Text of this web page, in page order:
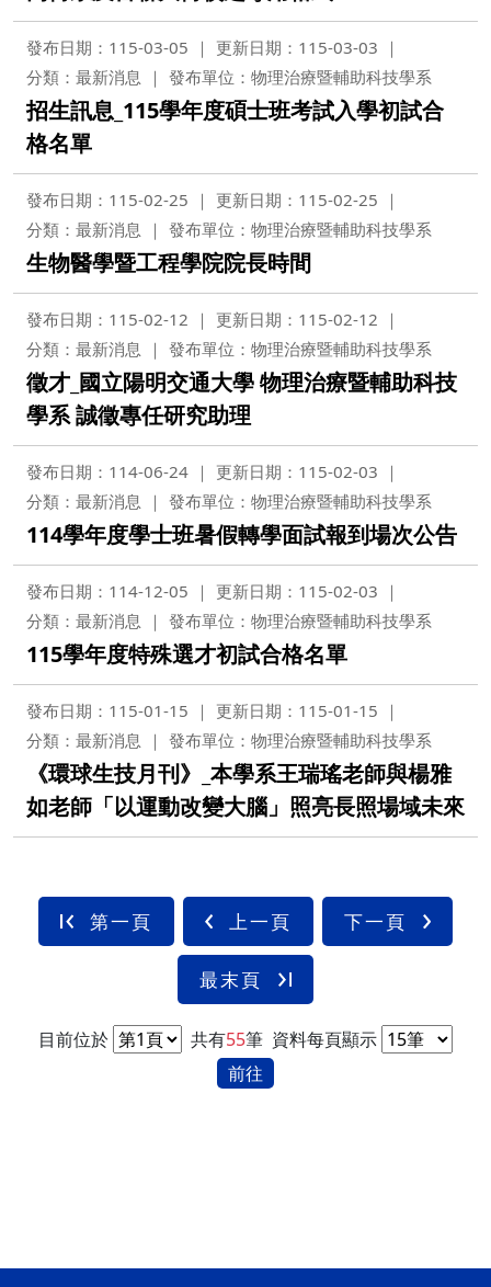
發布日期：115-03-05
更新日期：115-03-03
分類：最新消息
發布單位：物理治療暨輔助科技學系
招生訊息_115學年度碩士班考試入學初試合
格名單
發布日期：115-02-25
更新日期：115-02-25
分類：最新消息
發布單位：物理治療暨輔助科技學系
生物醫學暨工程學院院長時間
發布日期：115-02-12
更新日期：115-02-12
分類：最新消息
發布單位：物理治療暨輔助科技學系
徵才_國立陽明交通大學 物理治療暨輔助科技
學系 誠徵專任研究助理
發布日期：114-06-24
更新日期：115-02-03
分類：最新消息
發布單位：物理治療暨輔助科技學系
114學年度學士班暑假轉學面試報到場次公告
發布日期：114-12-05
更新日期：115-02-03
分類：最新消息
發布單位：物理治療暨輔助科技學系
115學年度特殊選才初試合格名單
發布日期：115-01-15
更新日期：115-01-15
分類：最新消息
發布單位：物理治療暨輔助科技學系
《環球生技月刊》_本學系王瑞瑤老師與楊雅
如老師「以運動改變大腦」照亮長照場域未來
第一頁 上一頁 下一頁
最末頁
目前位於 共有55筆 資料每頁顯示
前往